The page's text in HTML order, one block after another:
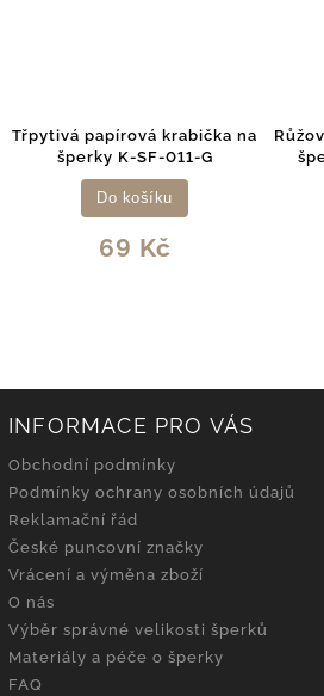
Třpytivá papírová krabička na
šperky K-SF-011-G
69 Kč
Do košíku
INFORMACE PRO VÁS
Obchodní podmínky
Podmínky ochrany osobních údajů
Reklamační řád
České puncovní značky
Vrácení a výměna zboží
O nás
Výběr správné velikosti šperků
Materiály a péče o šperky
FAQ